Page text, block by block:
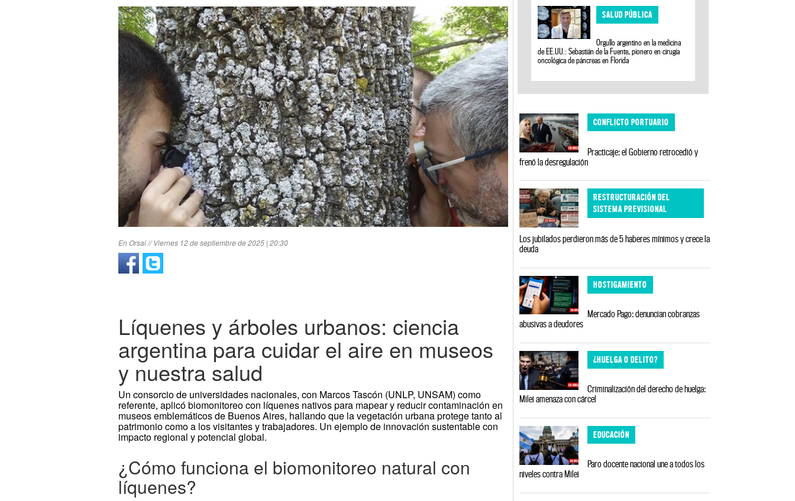
En Orsai // Viernes 12 de septiembre de 2025 | 20:30
Líquenes y árboles urbanos: ciencia
argentina para cuidar el aire en museos
y nuestra salud
Un consorcio de universidades nacionales, con Marcos Tascón (UNLP, UNSAM) como
referente, aplicó biomonitoreo con líquenes nativos para mapear y reducir contaminación en
museos emblemáticos de Buenos Aires, hallando que la vegetación urbana protege tanto al
patrimonio como a los visitantes y trabajadores. Un ejemplo de innovación sustentable con
impacto regional y potencial global.
¿Cómo funciona el biomonitoreo natural con
líquenes?
SALUD PÚBLICA
Orgullo argentino en la medicina
de EE.UU.: Sebastián de la Fuente, pionero en cirugía
oncológica de páncreas en Florida
CONFLICTO PORTUARIO
Practicaje: el Gobierno retrocedió y
frenó la desregulación
RESTRUCTURACIÓN DEL
SISTEMA PREVISIONAL
Los jubilados perdieron más de 5 haberes mínimos y crece la
deuda
HOSTIGAMIENTO
Mercado Pago: denuncian cobranzas
abusivas a deudores
¿HUELGA O DELITO?
Criminalización del derecho de huelga:
Milei amenaza con cárcel
EDUCACIÓN
Paro docente nacional une a todos los
niveles contra Milei